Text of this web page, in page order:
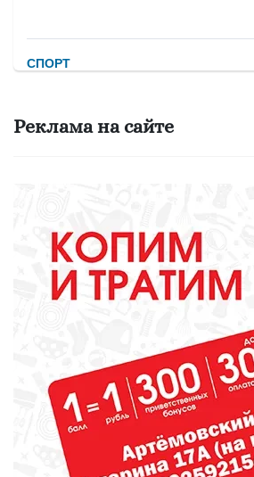
СПОРТ
марафоне «Европа – Азия»
библиотекарь? Докажите это
всей стране!
ОБРАЗОВАНИЕ
Сосновоборская школа в финале
конкурса школьных музеев
МЕДИЦИНА
От диеты до режима: все о
питании при грудном
Реклама на сайте